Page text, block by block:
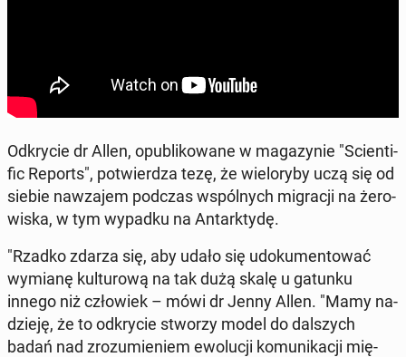
Od­kry­cie dr Allen, opu­bli­ko­wa­ne w ma­ga­zy­nie "Scien­ti­
fic Reports", po­twier­dza tezę, że wie­lo­ry­by uczą się od
siebie na­wza­jem podczas wspól­nych mi­gra­cji na że­ro­
wi­ska, w tym wypadku na An­tark­ty­dę.
"Rzadko zdarza się, aby udało się udo­ku­men­to­wać
wymianę kul­tu­ro­wą na tak dużą skalę u gatunku
innego niż czło­wiek – mówi dr Jenny Allen. "Mamy na­
dzie­ję, że to od­kry­cie stworzy model do dal­szych
badań nad zro­zu­mie­niem ewo­lu­cji ko­mu­ni­ka­cji mię­